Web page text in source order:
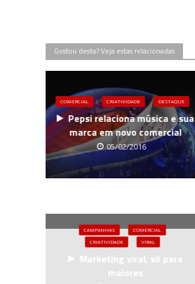
Gostou desta? Veja estas relacionadas
COMERCIAL CRIATIVIDADE DESTAQUE
Pepsi relaciona música e sua
marca em novo comercial
05/02/2016
CAMPANHAS
COMERCIAL
CRIATIVIDADE
VIRAL
Marketing viral, só para
maiores